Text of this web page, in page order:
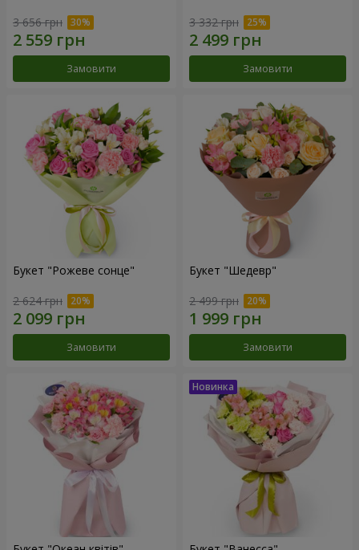
3 656 грн
Замовити
3 332 грн
Замовити
Букет "Рожеве сонце"
2 624 грн
Замовити
Букет "Шедевр"
2 499 грн
Замовити